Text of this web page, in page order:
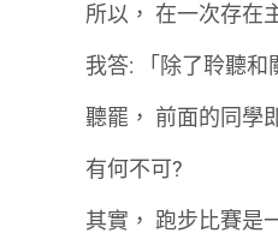
所以， 在一次存在
我答: 「除了聆聽和
聽罷， 前面的同學
有何不可?
其實， 跑步比賽是